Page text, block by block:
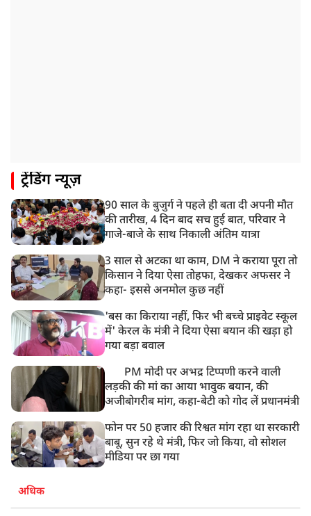
ट्रेंडिंग न्यूज़
90 साल के बुजुर्ग ने पहले ही बता दी अपनी मौत
की तारीख, 4 दिन बाद सच हुई बात, परिवार ने
गाजे-बाजे के साथ निकाली अंतिम यात्रा
3 साल से अटका था काम, DM ने कराया पूरा तो
किसान ने दिया ऐसा तोहफा, देखकर अफसर ने
कहा- इससे अनमोल कुछ नहीं
'बस का किराया नहीं, फिर भी बच्चे प्राइवेट स्कूल
में' केरल के मंत्री ने दिया ऐसा बयान की खड़ा हो
गया बड़ा बवाल
PM मोदी पर अभद्र टिप्पणी करने वाली
लड़की की मां का आया भावुक बयान, की
अजीबोगरीब मांग, कहा-बेटी को गोद लें प्रधानमंत्री
फोन पर 50 हजार की रिश्वत मांग रहा था सरकारी
बाबू, सुन रहे थे मंत्री, फिर जो किया, वो सोशल
मीडिया पर छा गया
अधिक